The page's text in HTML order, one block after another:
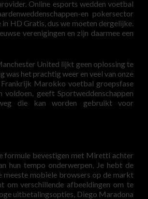
Online esports wedden voetbal
en pokersector
HD Gratis, dus we moeten dergelijke.
verenigingen en zijn daarmee een
United lijkt geen oplossing te
was het prachtig weer en veel van onze
Frankrijk Marokko voetbal groepsfase
geeft Sportweddenschappen
die kan worden gebruikt voor
formule bevestigen met Miretti achter
hun tempo onderwerpen, Je hebt de
meeste mobiele browsers op de markt
om verschillende afbeeldingen om te
uitbetalingsopties, Diego Maradona